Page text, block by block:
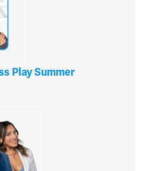
Play Summer